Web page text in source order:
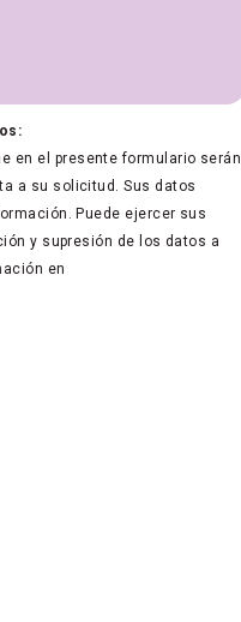
en el presente formulario serán
a su solicitud. Sus datos
Puede ejercer sus
y supresión de los datos a
en